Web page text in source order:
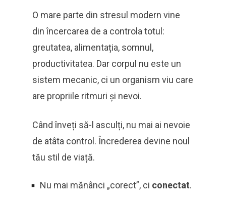
O mare parte din stresul modern vine
din încercarea de a controla totul:
greutatea, alimentația, somnul,
productivitatea. Dar corpul nu este un
sistem mecanic, ci un organism viu care
are propriile ritmuri și nevoi.
Când înveți să-l asculți, nu mai ai nevoie
de atâta control. Încrederea devine noul
tău stil de viață.
Nu mai mănânci „corect”, ci conectat.